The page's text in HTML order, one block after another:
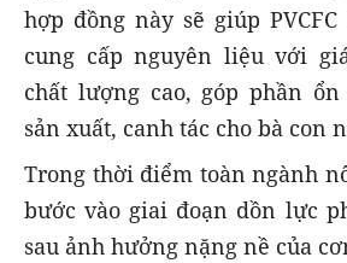
hợp đồng này sẽ giúp
cung cấp nguyên liệu với
chất lượng cao, góp phần
sản xuất, canh tác cho bà con
Trong thời điểm toàn ngành
bước vào giai đoạn dồn lực
sau ảnh hưởng nặng nề của